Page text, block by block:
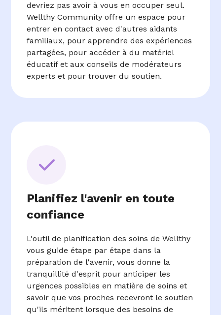
devriez pas avoir à vous en occuper seul.
Wellthy Community offre un espace pour
entrer en contact avec d'autres aidants
familiaux, pour apprendre des expériences
partagées, pour accéder à du matériel
éducatif et aux conseils de modérateurs
experts et pour trouver du soutien.
Planifiez l'avenir en toute
confiance
L'outil de planification des soins de Wellthy
vous guide étape par étape dans la
préparation de l'avenir, vous donne la
tranquillité d'esprit pour anticiper les
urgences possibles en matière de soins et
savoir que vos proches recevront le soutien
qu'ils méritent lorsque des besoins de